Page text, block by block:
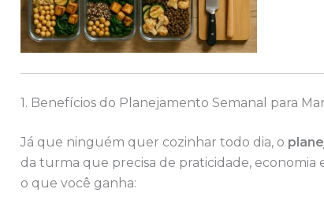
1. Benefícios do Planejamento Semanal para
Já que ninguém quer cozinhar todo dia, o
da turma que precisa de praticidade, economia
o que você ganha: